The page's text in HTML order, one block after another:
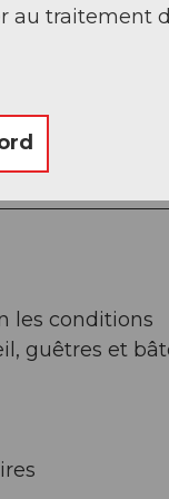
les conditions
guêtres et
au traitement